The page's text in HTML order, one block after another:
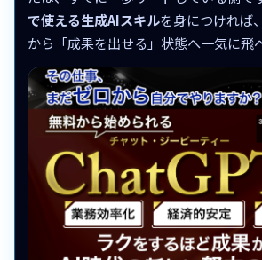
で使える生成AIスキルを身につければ
から「成果を出せる」状態へ一気に飛